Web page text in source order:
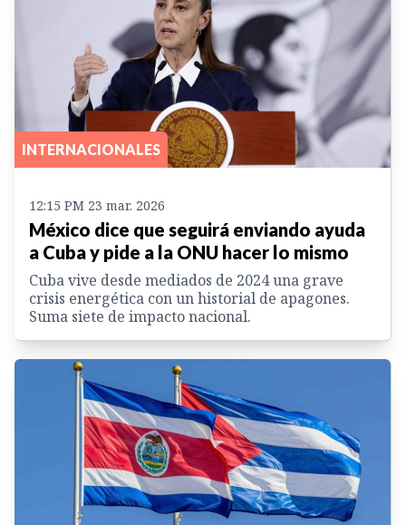
INTERNACIONALES
12:15 PM 23 mar. 2026
México dice que seguirá enviando ayuda
a Cuba y pide a la ONU hacer lo mismo
Cuba vive desde mediados de 2024 una grave
crisis energética con un historial de apagones.
Suma siete de impacto nacional.